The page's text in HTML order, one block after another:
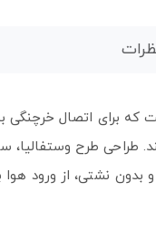
اتصال خرچنگی به
طراحی طرح
بدون نشتی، از ورود